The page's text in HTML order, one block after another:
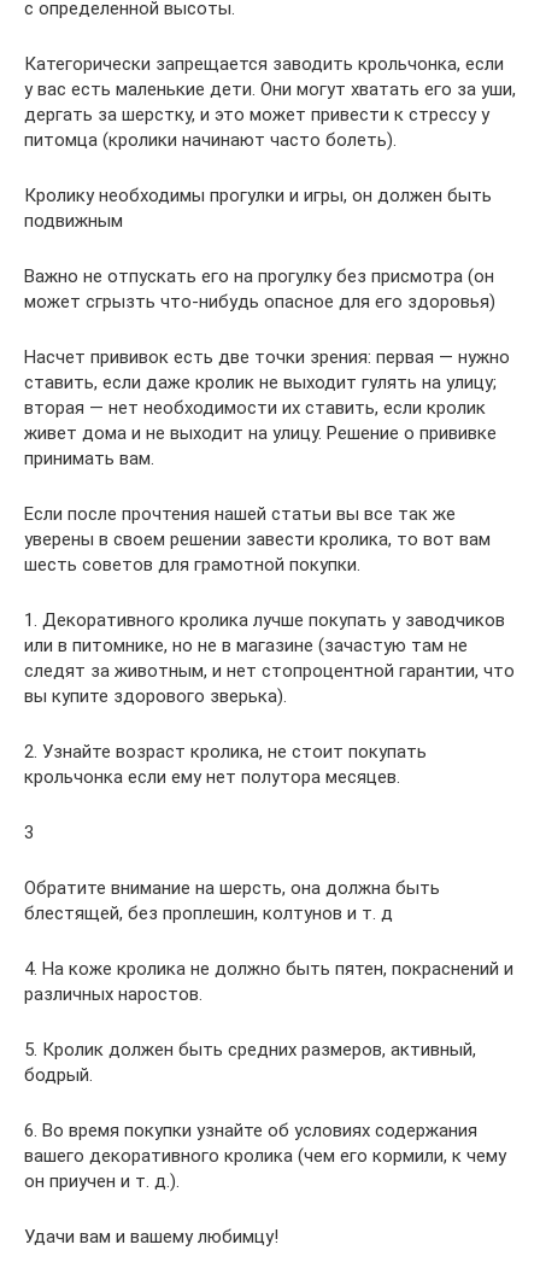
с определенной высоты.
Категорически запрещается заводить крольчонка, если
у вас есть маленькие дети. Они могут хватать его за уши,
дергать за шерстку, и это может привести к стрессу у
питомца (кролики начинают часто болеть).
Кролику необходимы прогулки и игры, он должен быть
подвижным
Важно не отпускать его на прогулку без присмотра (он
может сгрызть что-нибудь опасное для его здоровья)
Насчет прививок есть две точки зрения: первая — нужно
ставить, если даже кролик не выходит гулять на улицу;
вторая — нет необходимости их ставить, если кролик
живет дома и не выходит на улицу. Решение о прививке
принимать вам.
Если после прочтения нашей статьи вы все так же
уверены в своем решении завести кролика, то вот вам
шесть советов для грамотной покупки.
1. Декоративного кролика лучше покупать у заводчиков
или в питомнике, но не в магазине (зачастую там не
следят за животным, и нет стопроцентной гарантии, что
вы купите здорового зверька).
2. Узнайте возраст кролика, не стоит покупать
крольчонка если ему нет полутора месяцев.
3
Обратите внимание на шерсть, она должна быть
блестящей, без проплешин, колтунов и т. д
4. На коже кролика не должно быть пятен, покраснений и
различных наростов.
5. Кролик должен быть средних размеров, активный,
бодрый.
6. Во время покупки узнайте об условиях содержания
вашего декоративного кролика (чем его кормили, к чему
он приучен и т. д.).
Удачи вам и вашему любимцу!